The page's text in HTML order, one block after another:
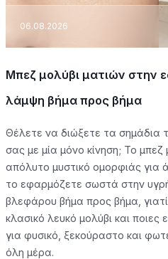
06.08.2026
Μπεζ μολύβι ματιών στην
λάμψη βήμα προς βήμα
Θέλετε να διώξετε τα σημάδια
σας με μία μόνο κίνηση; Το μπεζ
απόλυτο μυστικό ομορφιάς
το εφαρμόζετε σωστά στην
βλεφάρου βήμα προς βήμα,
κλασικό λευκό μολύβι και ποιες
για φυσικό, ξεκούραστο και
όλη μέρα.